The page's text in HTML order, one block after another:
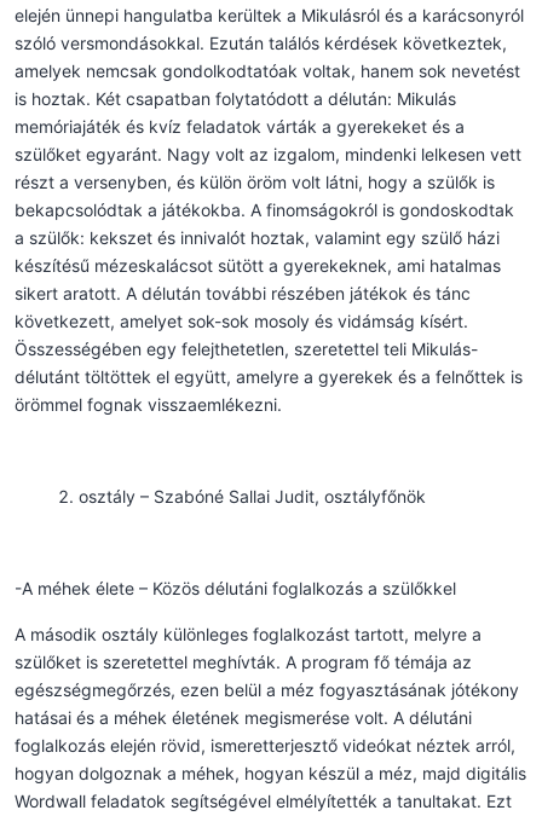
elején ünnepi hangulatba kerültek a Mikulásról és a karácsonyról
szóló versmondásokkal. Ezután találós kérdések következtek,
amelyek nemcsak gondolkodtatóak voltak, hanem sok nevetést
is hoztak. Két csapatban folytatódott a délután: Mikulás
memóriajáték és kvíz feladatok várták a gyerekeket és a
szülőket egyaránt. Nagy volt az izgalom, mindenki lelkesen vett
részt a versenyben, és külön öröm volt látni, hogy a szülők is
bekapcsolódtak a játékokba. A finomságokról is gondoskodtak
a szülők: kekszet és innivalót hoztak, valamint egy szülő házi
készítésű mézeskalácsot sütött a gyerekeknek, ami hatalmas
sikert aratott. A délután további részében játékok és tánc
következett, amelyet sok-sok mosoly és vidámság kísért.
Összességében egy felejthetetlen, szeretettel teli Mikulás-
délutánt töltöttek el együtt, amelyre a gyerekek és a felnőttek is
örömmel fognak visszaemlékezni.
osztály – Szabóné Sallai Judit, osztályfőnök
-A méhek élete – Közös délutáni foglalkozás a szülőkkel
A második osztály különleges foglalkozást tartott, melyre a
szülőket is szeretettel meghívták. A program fő témája az
egészségmegőrzés, ezen belül a méz fogyasztásának jótékony
hatásai és a méhek életének megismerése volt. A délutáni
foglalkozás elején rövid, ismeretterjesztő videókat néztek arról,
hogyan dolgoznak a méhek, hogyan készül a méz, majd digitális
Wordwall feladatok segítségével elmélyítették a tanultakat. Ezt